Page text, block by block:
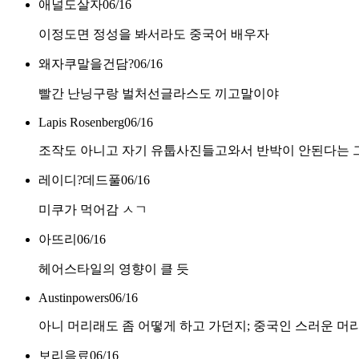
애널도살자06/16
이정도면 정성을 봐서라도 중국어 배우자
왜자쿠말을건담?06/16
빨간 난닝구랑 벌처선글라스도 끼고말이야
Lapis Rosenberg06/16
조작도 아니고 자기 유툽사진들고와서 반박이 안된다는
레이디?데드풀06/16
미쿠가 먹어감 ㅅㄱ
아뜨리 06/16
헤어스타일의 영향이 클 듯
Austinpowers06/16
아니 머리래도 좀 어떻게 하고 가던지; 중국인 스러운 머
보리음료06/16